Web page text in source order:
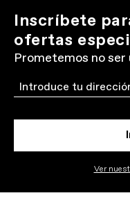
Inscríbete
ofertas
Prometemos no ser
Email
Ver